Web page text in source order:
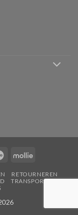
Maestro Mollie
RETOURNEREN
TRANSPORT